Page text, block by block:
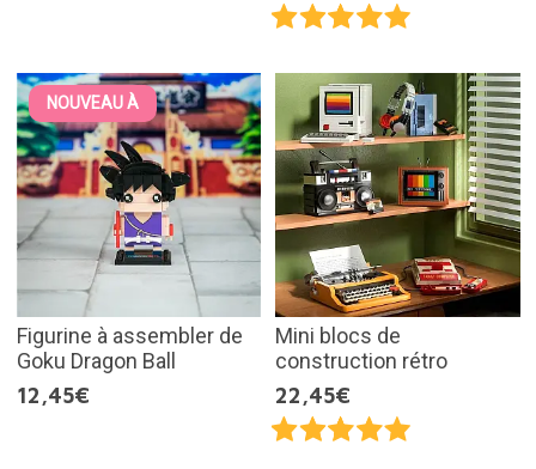
NOUVEAU À
Figurine à assembler de
Goku Dragon Ball
12,45€
Mini blocs de
construction rétro
22,45€